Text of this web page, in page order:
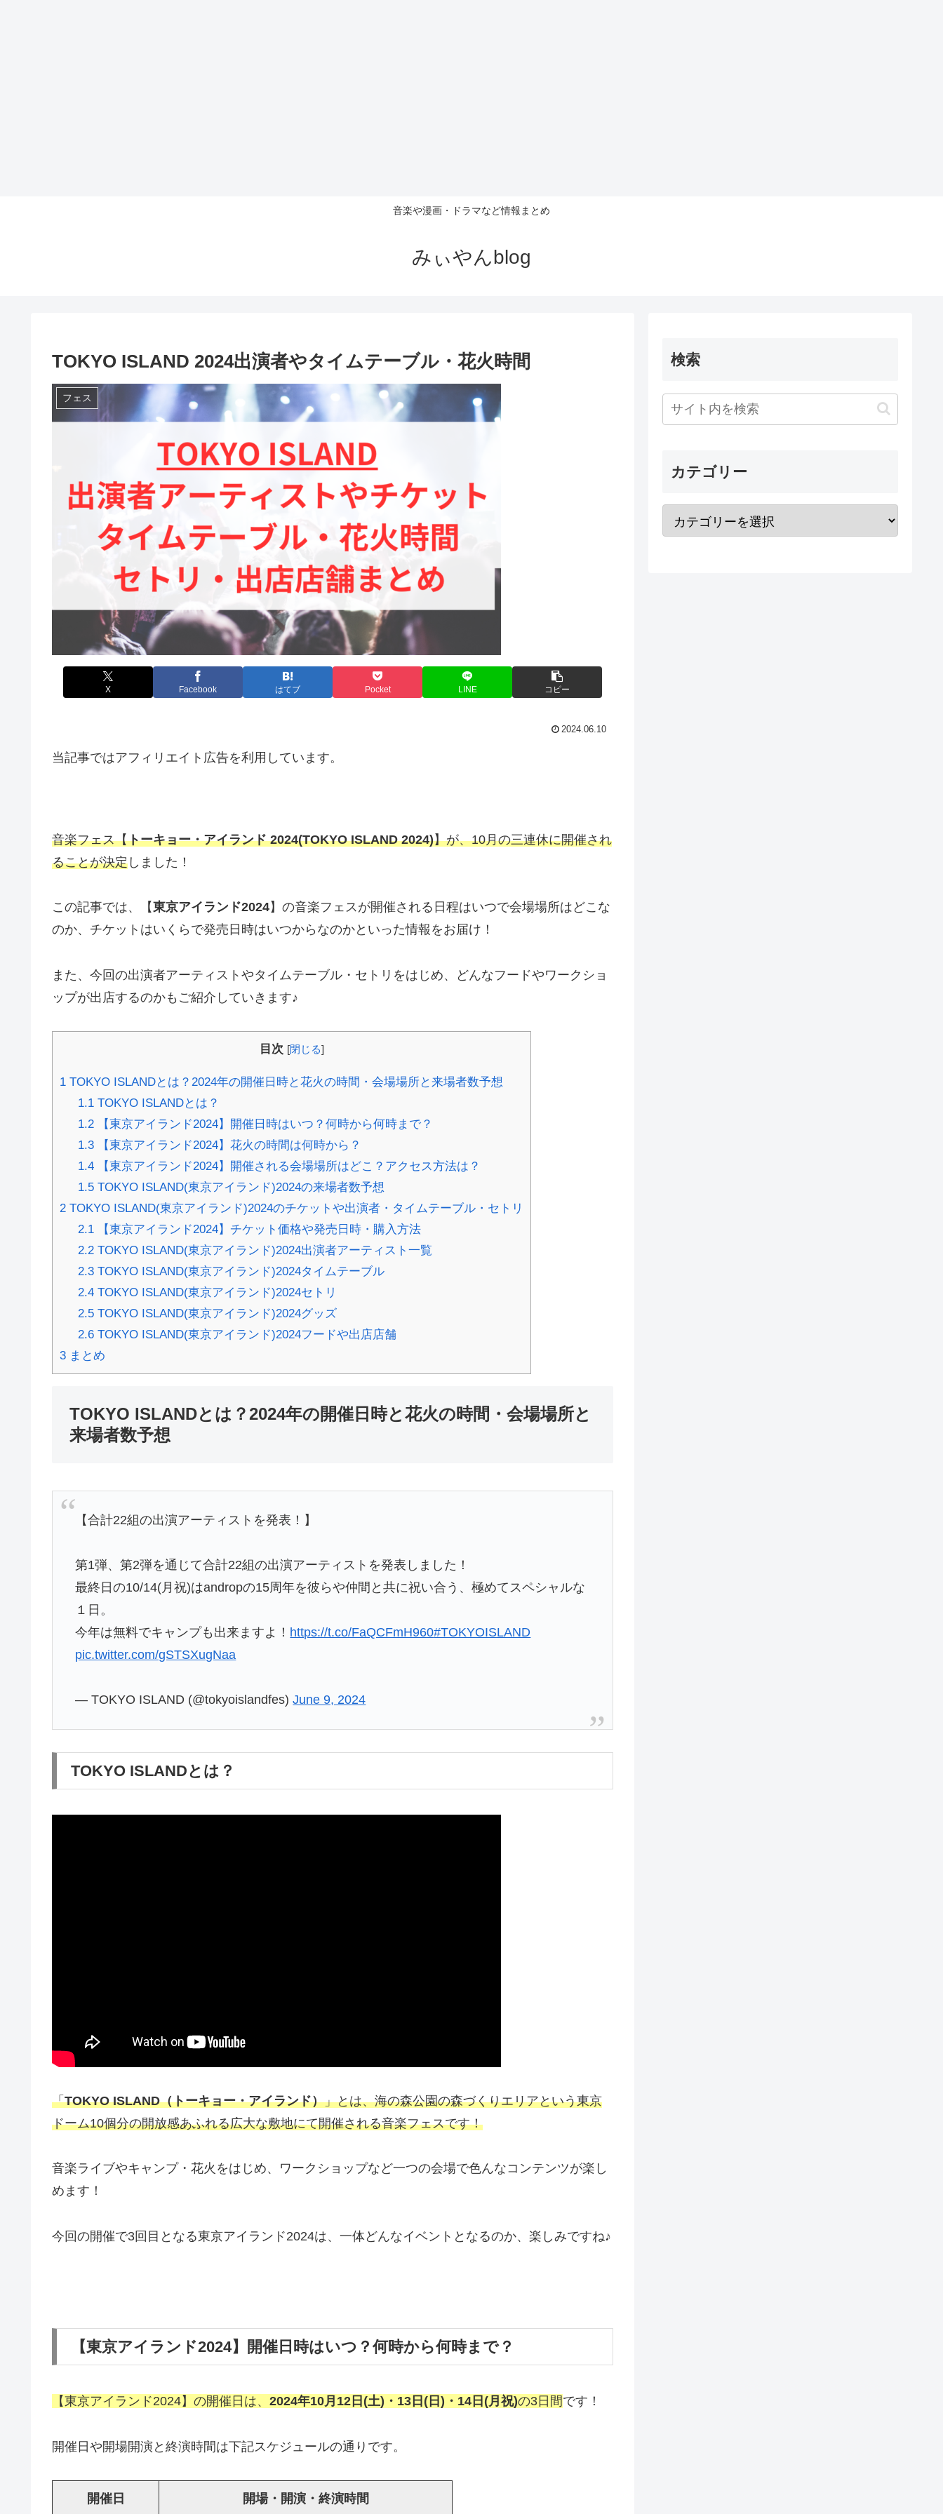
音楽や漫画・ドラマなど情報まとめ
みぃやんblog
TOKYO ISLAND 2024出演者やタイムテーブル・花火時間
フェス
X Facebook はてブ Pocket LINE コピー
2024.06.10
当記事ではアフィリエイト広告を利用しています。
音楽フェス【トーキョー・アイランド 2024(TOKYO ISLAND 2024)】が、10月の三連休に開催され
ることが決定 しました！
この記事では、【東京アイランド2024】の音楽フェスが開催される日程はいつで会場場所はどこな
のか、チケットはいくらで発売日時はいつからなのかといった情報をお届け！
また、今回の出演者アーティストやタイムテーブル・セトリをはじめ、どんなフードやワークショ
ップが出店するのかもご紹介していきます♪
目次 [閉じる]
1 TOKYO ISLANDとは？2024年の開催日時と花火の時間・会場場所と来場者数予想
1.1TOKYO ISLANDとは？
1.2【東京アイランド2024】開催日時はいつ？何時から何時まで？
1.3【東京アイランド2024】花火の時間は何時から？
1.4【東京アイランド2024】開催される会場場所はどこ？アクセス方法は？
1.5TOKYO ISLAND(東京アイランド)2024の来場者数予想
2 TOKYO ISLAND(東京アイランド)2024のチケットや出演者・タイムテーブル・セトリ
2.1【東京アイランド2024】チケット価格や発売日時・購入方法
2.2TOKYO ISLAND(東京アイランド)2024出演者アーティスト一覧
2.3TOKYO ISLAND(東京アイランド)2024タイムテーブル
2.4TOKYO ISLAND(東京アイランド)2024セトリ
2.5TOKYO ISLAND(東京アイランド)2024グッズ
2.6TOKYO ISLAND(東京アイランド)2024フードや出店店舗
3 まとめ
TOKYO ISLANDとは？2024年の開催日時と花火の時間・会場場所と
来場者数予想
【合計22組の出演アーティストを発表！】
第1弾、第2弾を通じて合計22組の出演アーティストを発表しました！
最終日の10/14(月祝)はandropの15周年を彼らや仲間と共に祝い合う、極めてスペシャルな
１日。
今年は無料でキャンプも出来ますよ！ https://t.co/FaQCFmH960#TOKYOISLAND
pic.twitter.com/gSTSXugNaa
— TOKYO ISLAND (@tokyoislandfes)June 9, 2024
TOKYO ISLANDとは？
「TOKYO ISLAND（トーキョー・アイランド）」とは、海の森公園の森づくりエリアという東京
ドーム10個分の開放感あふれる広大な敷地にて開催される音楽フェスです！
音楽ライブやキャンプ・花火をはじめ、ワークショップなど一つの会場で色んなコンテンツが楽し
めます！
今回の開催で3回目となる東京アイランド2024は、一体どんなイベントとなるのか、楽しみですね♪
【東京アイランド2024】開催日時はいつ？何時から何時まで？
【東京アイランド2024】の開催日は、 2024年10月12日(土)・13日(日)・14日(月祝)の3日間です！
開催日や開場開演と終演時間は下記スケジュールの通りです。
開催日 開場・開演・終演時間
検索
カテゴリー